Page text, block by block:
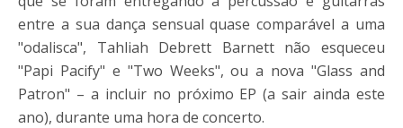
entre a sua dança sensual quase comparável a uma
"odalisca", Tahliah Debrett Barnett não esqueceu
"Papi Pacify" e "Two Weeks", ou a nova "Glass and
Patron" – a incluir no próximo EP (a sair ainda este
ano), durante uma hora de concerto.